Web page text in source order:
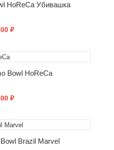
HoReCa Убивашка
₽
ПОСТУПЛЕНИИ
Bowl HoReCa
₽
ПОСТУПЛЕНИИ
Brazil Marvel